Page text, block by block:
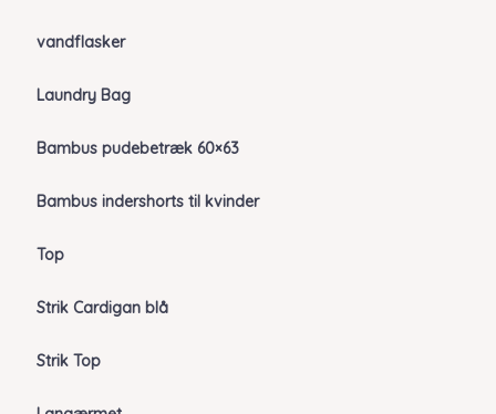
vandflasker
Laundry Bag
Bambus pudebetræk 60×63
Bambus indershorts til kvinder
Top
Strik Cardigan blå
Strik Top